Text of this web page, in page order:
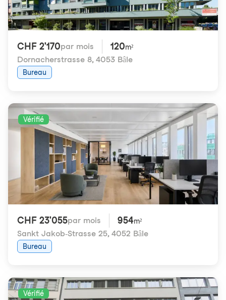
CHF 2'170par mois 120m²
Dornacherstrasse 8, 4053 Bâle
Bureau
Vérifié
CHF 23'055par mois 954m²
Sankt Jakob-Strasse 25, 4052 Bâle
Bureau
Vérifié